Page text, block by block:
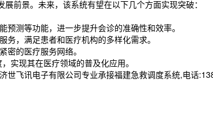
前景。未来，该系统有望在以下几个方面实现突破：
测等功能，进一步提升会诊的准确性和效率。
，满足患者和医疗机构的多样化需求。
的医疗服务网络。
实现其在医疗领域的普及化应用。
世飞讯电子有限公司专业承接福建急救调度系统,电话